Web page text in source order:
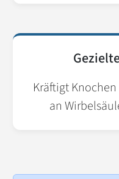
Kräftigt
an